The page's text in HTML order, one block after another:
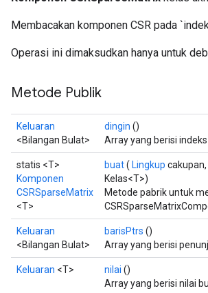
Membacakan komponen CSR pada
Operasi ini dimaksudkan hanya untuk
Metode Publik
Keluaran
<Bilangan Bulat>
dingin ()
Array yang berisi
statis <T>
Komponen
CSRSparseMatrix
<T>
buat( Lingkup cakupan,
Kelas<T>)
Metode pabrik untuk
Keluaran
<Bilangan Bulat>
barisPtrs ()
Array yang berisi
Keluaran <T> nilai ()
Array yang berisi nilai